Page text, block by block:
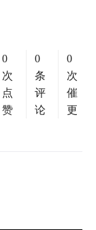
0
次
点
赞
0
条
评
论
0
次
催
更